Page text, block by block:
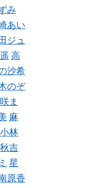
み
あい
ジュ
高
沙希
のぞ
ま
麻
小林
秋吉
星
原香